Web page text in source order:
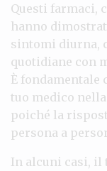
Questi farmaci,
hanno
sintomi diurna,
quotidiane con
È fondamentale
tuo medico
poiché la
persona a
In alcuni casi, il